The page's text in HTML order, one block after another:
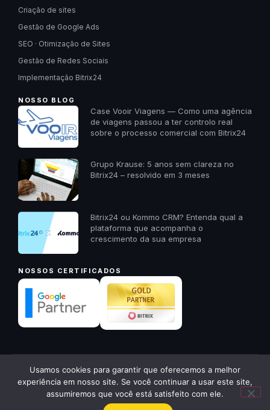
Criação de sites
Gestão de Google Ads
SEO · Otimização de Sites
Gestão de Redes Sociais
Implementação Bitrix24
NOSSO BLOG
Case Vooir Viagens — Como uma agência
de viagens passou a ter controlo real
sobre o processo comercial com Bitrix24
Grupo Krause: 5 anos sem clareza no
Bitrix24 – resolvido em 3 meses
Bitrix24 ou Kommo CRM? Entenda qual a
plataforma que acompanha o
crescimento da sua empresa
NOSSOS CERTIFICADOS
© 2026 23A Digital · Todos os direitos reservados ·23a.com.pt
Política de PrivacidadeVoltar ao início ↑
Quer receber um diagnóstico
gratuito da sua empresa? Me
chama aqui!
✕
Usamos cookies para garantir que oferecemos a melhor
experiência em nosso site. Se você continuar a usar este site,
assumiremos que você está satisfeito com ele.